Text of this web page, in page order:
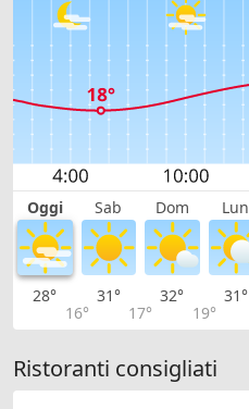
Oggi Sab Dom Lun
28°
16°
31°
17°
32°
19°
31°
Ristoranti consigliati